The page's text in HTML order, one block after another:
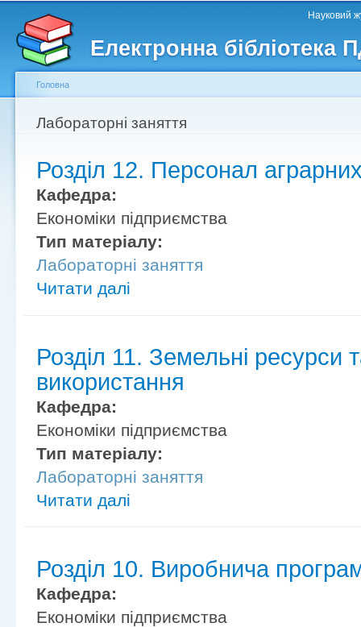
Електронна бібліотека
Головне меню Науковий
Другорядне меню
Ви є тут
Головна
Лабораторні заняття
Розділ 12. Персонал
Кафедра:
Економіки підприємства
Тип матеріалу:
Лабораторні заняття
Читати далі
Розділ 11. Земельні ресурси
використання
Кафедра:
Економіки підприємства
Тип матеріалу:
Лабораторні заняття
Читати далі
Розділ 10. Виробнича
Кафедра:
Економіки підприємства